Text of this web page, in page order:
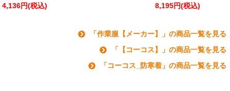
4,136円(税込)
8,195円(税込)
「作業服【メーカー】」の商品一覧を見る
「【コーコス】」の商品一覧を見る
「コーコス_防寒着」の商品一覧を見る